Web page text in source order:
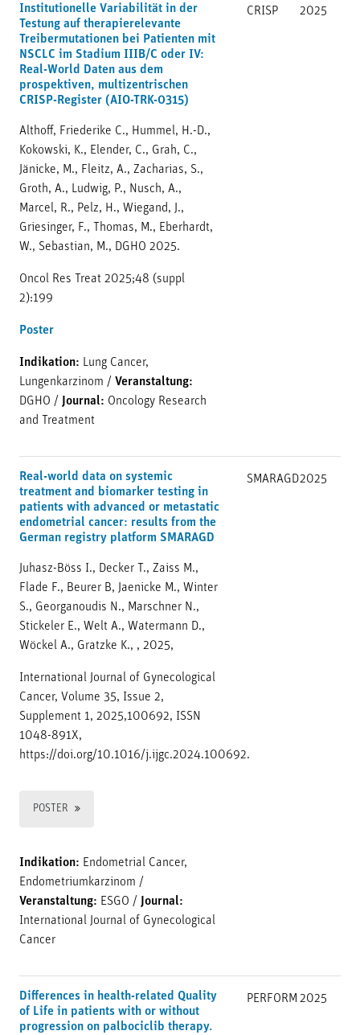
Institutionelle Variabilität in der
Testung auf therapierelevante
Treibermutationen bei Patienten mit
NSCLC im Stadium IIIB/C oder IV:
Real-World Daten aus dem
prospektiven, multizentrischen
CRISP-Register (AIO-TRK-0315)
Althoff, Friederike C., Hummel, H.-D.,
Kokowski, K., Elender, C., Grah, C.,
Jänicke, M., Fleitz, A., Zacharias, S.,
Groth, A., Ludwig, P., Nusch, A.,
Marcel, R., Pelz, H., Wiegand, J.,
Griesinger, F., Thomas, M., Eberhardt,
W., Sebastian, M., DGHO 2025.
Oncol Res Treat 2025;48 (suppl
2):199
Poster
Indikation: Lung Cancer,
Lungenkarzinom / Veranstaltung:
DGHO / Journal: Oncology Research
and Treatment
CRISP 2025
Real-world data on systemic
treatment and biomarker testing in
patients with advanced or metastatic
endometrial cancer: results from the
German registry platform SMARAGD
Juhasz-Böss I., Decker T., Zaiss M.,
Flade F., Beurer B, Jaenicke M., Winter
S., Georganoudis N., Marschner N.,
Stickeler E., Welt A., Watermann D.,
Wöckel A., Gratzke K., , 2025,
International Journal of Gynecological
Cancer, Volume 35, Issue 2,
Supplement 1, 2025,100692, ISSN
1048-891X,
https://doi.org/10.1016/j.ijgc.2024.100692.
POSTER
Indikation: Endometrial Cancer,
Endometriumkarzinom /
Veranstaltung: ESGO /
Journal:
International Journal of Gynecological
Cancer
SMARAGD2025
Differences in health-related Quality
of Life in patients with or without
progression on palbociclib therapy.
PERFORM 2025